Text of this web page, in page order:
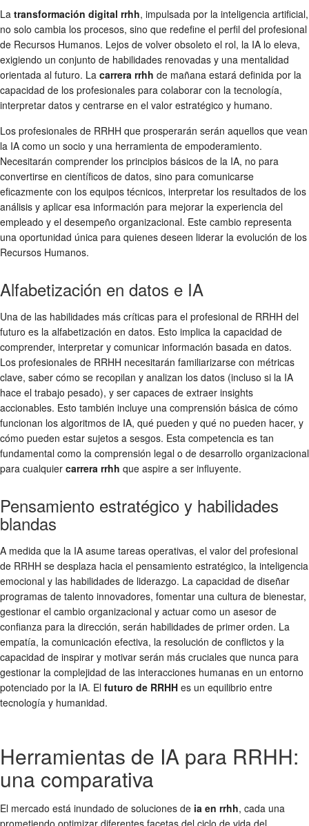
La transformación digital rrhh, impulsada por la inteligencia artificial,
no solo cambia los procesos, sino que redefine el perfil del profesional
de Recursos Humanos. Lejos de volver obsoleto el rol, la IA lo eleva,
exigiendo un conjunto de habilidades renovadas y una mentalidad
orientada al futuro. La carrera rrhh de mañana estará definida por la
capacidad de los profesionales para colaborar con la tecnología,
interpretar datos y centrarse en el valor estratégico y humano.
Los profesionales de RRHH que prosperarán serán aquellos que vean
la IA como un socio y una herramienta de empoderamiento.
Necesitarán comprender los principios básicos de la IA, no para
convertirse en científicos de datos, sino para comunicarse
eficazmente con los equipos técnicos, interpretar los resultados de los
análisis y aplicar esa información para mejorar la experiencia del
empleado y el desempeño organizacional. Este cambio representa
una oportunidad única para quienes deseen liderar la evolución de los
Recursos Humanos.
Alfabetización en datos e IA
Una de las habilidades más críticas para el profesional de RRHH del
futuro es la alfabetización en datos. Esto implica la capacidad de
comprender, interpretar y comunicar información basada en datos.
Los profesionales de RRHH necesitarán familiarizarse con métricas
clave, saber cómo se recopilan y analizan los datos (incluso si la IA
hace el trabajo pesado), y ser capaces de extraer insights
accionables. Esto también incluye una comprensión básica de cómo
funcionan los algoritmos de IA, qué pueden y qué no pueden hacer, y
cómo pueden estar sujetos a sesgos. Esta competencia es tan
fundamental como la comprensión legal o de desarrollo organizacional
para cualquier carrera rrhh que aspire a ser influyente.
Pensamiento estratégico y habilidades
blandas
A medida que la IA asume tareas operativas, el valor del profesional
de RRHH se desplaza hacia el pensamiento estratégico, la inteligencia
emocional y las habilidades de liderazgo. La capacidad de diseñar
programas de talento innovadores, fomentar una cultura de bienestar,
gestionar el cambio organizacional y actuar como un asesor de
confianza para la dirección, serán habilidades de primer orden. La
empatía, la comunicación efectiva, la resolución de conflictos y la
capacidad de inspirar y motivar serán más cruciales que nunca para
gestionar la complejidad de las interacciones humanas en un entorno
potenciado por la IA. El futuro de RRHH es un equilibrio entre
tecnología y humanidad.
Herramientas de IA para RRHH:
una comparativa
El mercado está inundado de soluciones de ia en rrhh, cada una
prometiendo optimizar diferentes facetas del ciclo de vida del